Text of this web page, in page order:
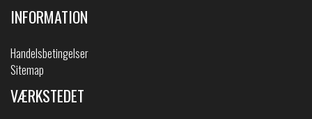
INFORMATION
Handelsbetingelser
Sitemap
VÆRKSTEDET